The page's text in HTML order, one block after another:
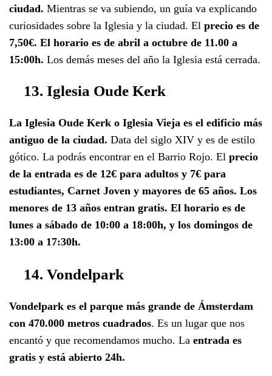
ciudad. Mientras se va subiendo, un guía va explicando
curiosidades sobre la Iglesia y la ciudad. El precio es de
7,50€. El horario es de abril a octubre de 11.00 a
15:00h. Los demás meses del año la Iglesia está cerrada.
13. Iglesia Oude Kerk
La Iglesia Oude Kerk o Iglesia Vieja es el edificio más
antiguo de la ciudad. Data del siglo XIV y es de estilo
gótico. La podrás encontrar en el Barrio Rojo. El precio
de la entrada es de 12€ para adultos y 7€ para
estudiantes, Carnet Joven y mayores de 65 años. Los
menores de 13 años entran gratis. El horario es de
lunes a sábado de 10:00 a 18:00h, y los domingos de
13:00 a 17:30h.
14. Vondelpark
Vondelpark es el parque más grande de Ámsterdam
con 470.000 metros cuadrados. Es un lugar que nos
encantó y que recomendamos mucho. La entrada es
gratis y está abierto 24h.